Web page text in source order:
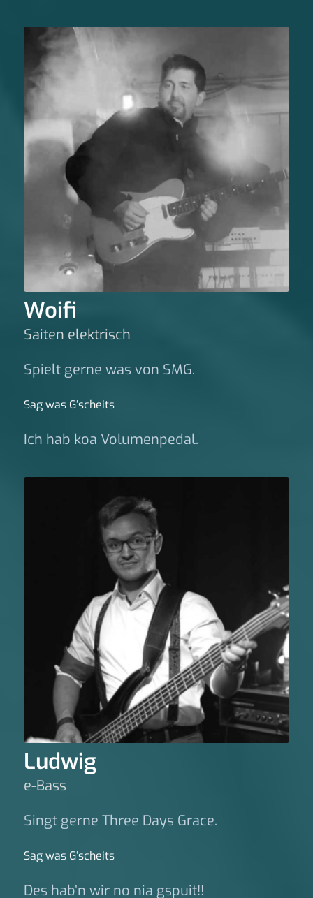
Woifi
Saiten elektrisch
Spielt gerne was von SMG.
Sag was G‘scheits
Ich hab koa Volumenpedal.
Ludwig
e-Bass
Singt gerne Three Days Grace.
Sag was G‘scheits
Des hab’n wir no nia gspuit!!